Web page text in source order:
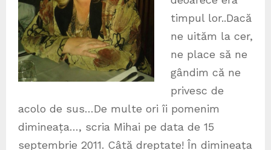
timpul lor..Dacă
ne uităm la cer,
ne place să ne
gândim că ne
privesc de
acolo de sus…De multe ori îi pomenim
dimineața…, scria Mihai pe data de 15
septembrie 2011. Câtă dreptate! În dimineața